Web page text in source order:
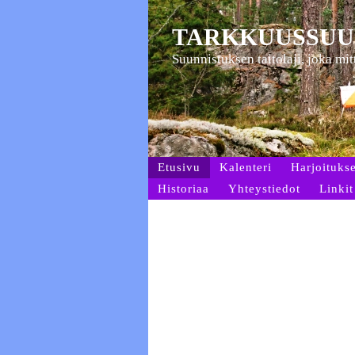
Suunnistuksen taitolaji, joka
Etusivu Kalenteri
Historiaa
Yhteystiedot Linkit